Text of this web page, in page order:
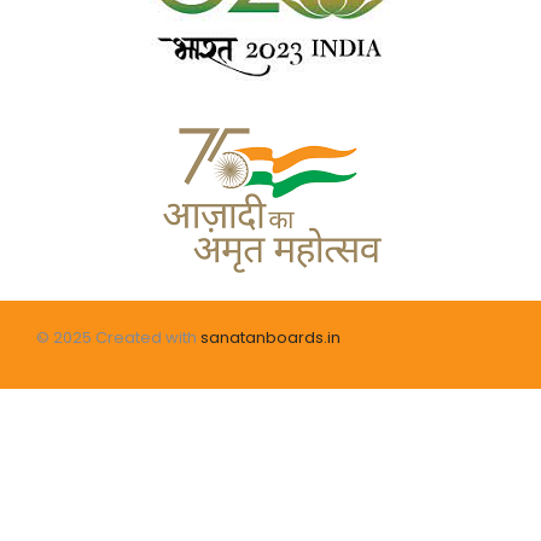
© 2025 Created with sanatanboards.in